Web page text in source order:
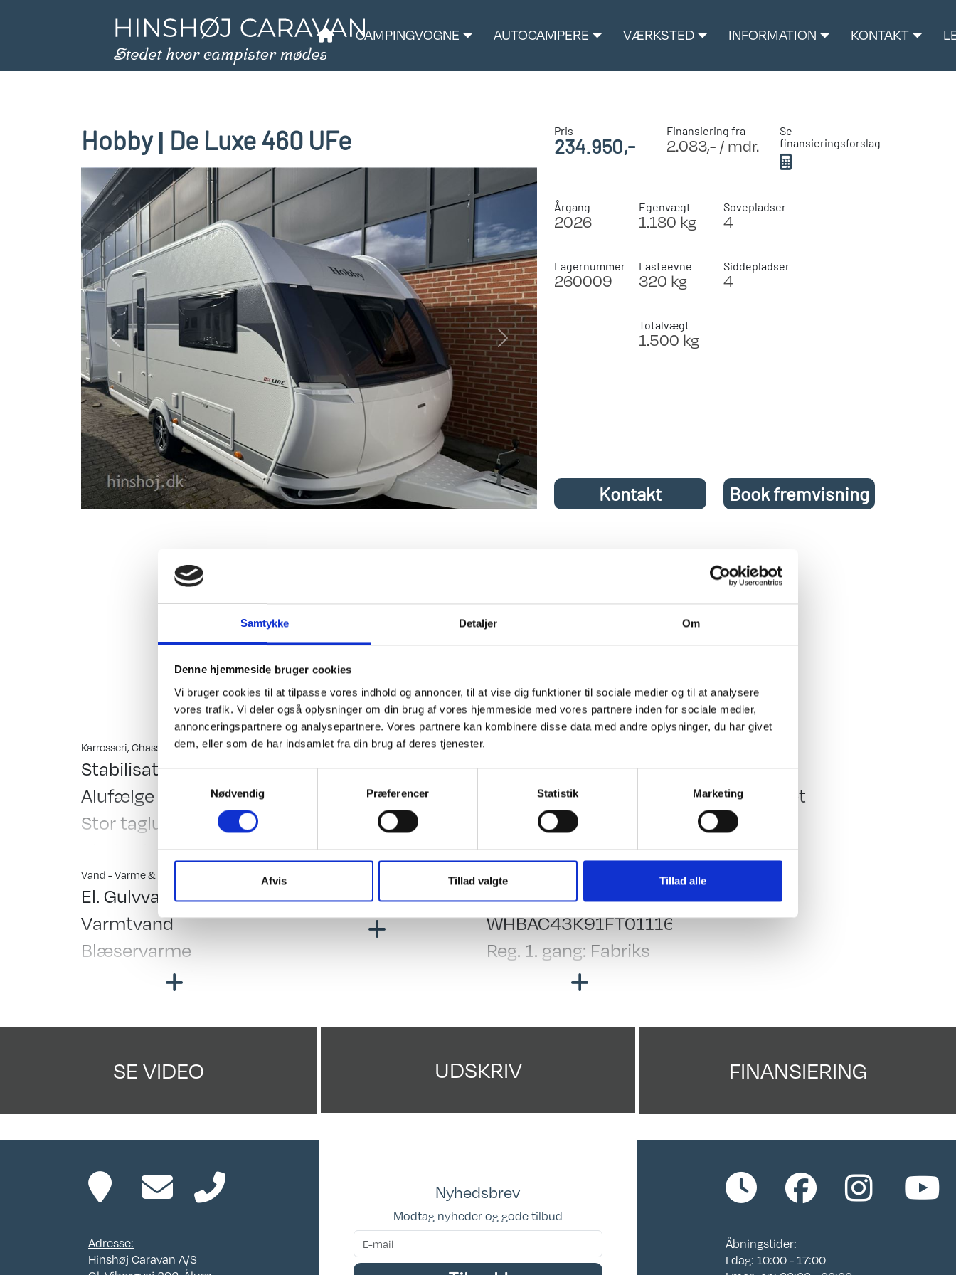
Samtykke Detaljer Om
Denne hjemmeside bruger cookies
Vi bruger cookies til at tilpasse vores indhold og annoncer, til at vise dig funktioner til sociale medier og til at analysere
vores trafik. Vi deler også oplysninger om din brug af vores hjemmeside med vores partnere inden for sociale medier,
annonceringspartnere og analysepartnere. Vores partnere kan kombinere disse data med andre oplysninger, du har givet
dem, eller som de har indsamlet fra din brug af deres tjenester.
Samtykkevalg
Nødvendig
Præferencer Statistik Marketing
Afvis Tillad valgte Tillad alle
CAMPINGVOGNE AUTOCAMPERE VÆRKSTED INFORMATION KONTAKT
Hobby| De Luxe 460 UFe
Previous Next
Pris
234.950,-
Finansiering fra
2.083,- / mdr.
Se
finansieringsforslag
Årgang
2026
Lagernummer
260009
Egenvægt
1.180 kg
Lasteevne
320 kg
Totalvægt
1.500 kg
Sovepladser
4
Siddepladser
4
Kontakt Book fremvisning
Dejlig vogn med rundsidegruppe og franskseng fra Hinshøj
Lækker Hobby De Luxe 460 UFe DK Line 2026: med lækkert udstyr: Fin vogn med rundsiddegruppe og fransk
dobbeltseng. Der er fint køkken med stort køleskab som kan åbnes fra begge sider samt stort toilet.
inkl i prisen.
Karrosseri, Chassis & Magasiner
Stabilisator
Alufælge
Stor tagluge
Vindue i dør
Fluenetsdør
Serviceklap
Indretning
Std. indret. m/toilet
Kassettegardiner
Dobbeltseng
Fransk seng
Hæve/sænkebord
Rundsiddegruppe
Senge mål: 195 X 137
Spots i siddegruppe
Senge-spots
Inddirekte lys
12 V. Omformer
USB stik
Toiletrum
Kassettetoilet
Brusebund
Køleskab
Køleskabsstørrelse:
133 L Slim Tower
Vand - Varme & Energi
El. Gulvvarme
Varmtvand
Blæservarme
Fast vandtank
Gas Testet
Generelt
Stel nr.:
WHBAC43K91FT01116
Reg. 1. gang: Fabriks
Bredde i cm.: 230
Garanti: Købeloven
Kan ses i butik: Klar til
fremvisning
Placeringsadresse:
Siddepladser: 4
Sovepladser: 4
SE VIDEO UDSKRIV FINANSIERING
Nyhedsbrev
Modtag nyheder og gode tilbud
Adresse:
Hinshøj Caravan A/S
Åbningstider:
I dag: 10:00 - 17:00